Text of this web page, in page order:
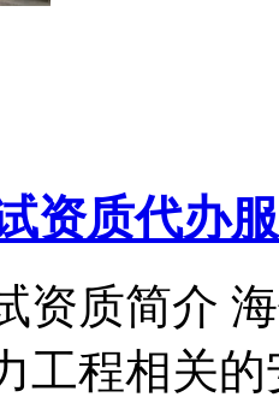
资质代办
资质简介
工程相关